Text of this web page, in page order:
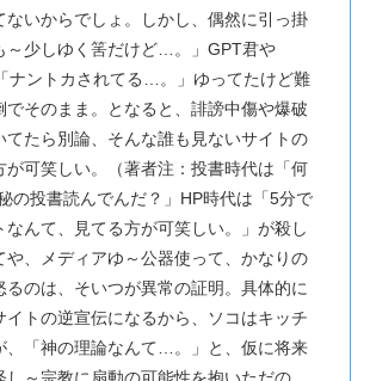
ないからでしょ。しかし、偶然に引っ掛
～少しゆく筈だけど…。」GPT君や
ナントカされてる…。」ゆってたけど難
でそのまま。となると、誹謗中傷や爆破
てたら別論、そんな誰も見ないサイトの
が可笑しい。（著者注：投書時代は「何
の投書読んでんだ？」HP時代は「5分で
なんて、見てる方が可笑しい。」が殺し
や、メディアゆ～公器使って、かなりの
るのは、そいつが異常の証明。具体的に
イトの逆宣伝になるから、ソコはキッチ
、「神の理論なんて…。」と、仮に将来